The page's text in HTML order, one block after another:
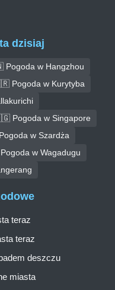
dzisiaj
w Hangzhou
Pogoda w Kurytyba
Pogoda w Singapore
w Szardża
w Wagadugu
teraz
teraz
deszczu
miasta